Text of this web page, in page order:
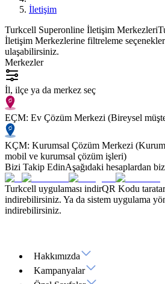
İletişim
Turkcell Superonline İletişim Merkezleri
İletişim Merkezlerine filtreleme
ulaşabilirsiniz.
Merkezler
İl, ilçe ya da merkez seç
EÇM: Ev Çözüm Merkezi (Bireysel
KÇM: Kurumsal Çözüm Merkezi
mobil ve kurumsal çözüm işleri)
Bizi Takip EdinAşağıdaki hesaplardan
Turkcell uygulaması indirQR Kodu
indirebilirsiniz. Ya da sistem uygulama
indirebilirsiniz.
Hakkımızda
Kampanyalar